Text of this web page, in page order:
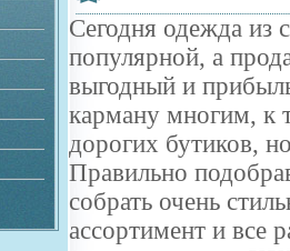
Сегодня одежда из
популярной, а
выгодный и
карману многим, к
дорогих бутиков,
Правильно
собрать очень
ассортимент и все